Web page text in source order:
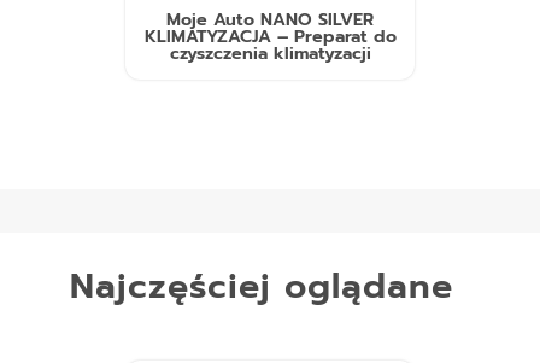
Moje Auto NANO SILVER
KLIMATYZACJA – Preparat do
czyszczenia klimatyzacji
Najczęściej oglądane